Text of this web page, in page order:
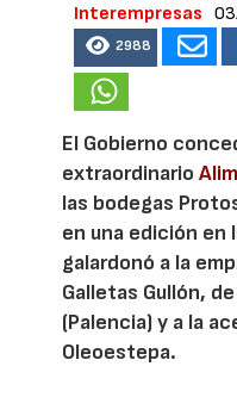
Interempresas
2988
El Gobierno
extraordinario
las bodegas
en una edición en
galardonó a la
Galletas Gullón,
(Palencia) y a la
Oleoestepa.